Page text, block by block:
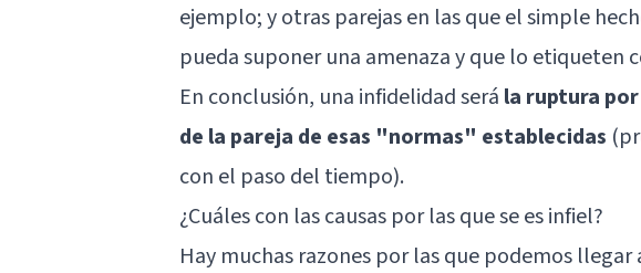
ejemplo; y otras parejas en las que el simple
pueda suponer una amenaza y que lo etiqueten
En conclusión, una infidelidad será la ruptura
de la pareja de esas "normas" establecidas
con el paso del tiempo).
¿Cuáles con las causas por las que se es infiel?
Hay muchas razones por las que podemos